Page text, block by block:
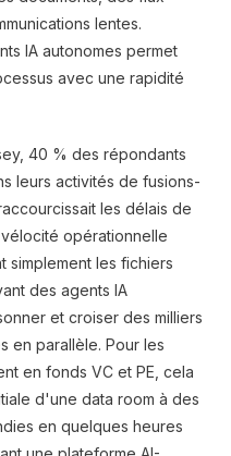
lentes.
IA autonomes permet
avec une rapidité
40 % des répondants
leurs activités de fusions-
les délais de
opérationnelle
simplement les fichiers
des agents IA
et croiser des milliers
en parallèle. Pour les
en fonds VC et PE, cela
d'une data room à des
en quelques heures